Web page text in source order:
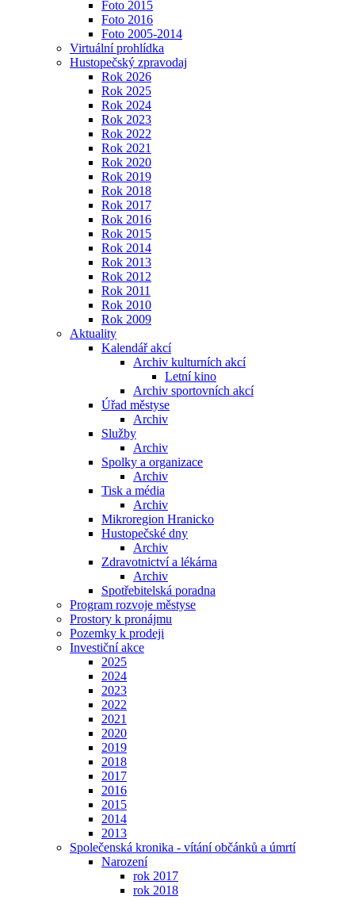
Foto 2015
Foto 2016
Foto 2005-2014
Virtuální prohlídka
Hustopečský zpravodaj
Rok 2026
Rok 2025
Rok 2024
Rok 2023
Rok 2022
Rok 2021
Rok 2020
Rok 2019
Rok 2018
Rok 2017
Rok 2016
Rok 2015
Rok 2014
Rok 2013
Rok 2012
Rok 2011
Rok 2010
Rok 2009
Aktuality
Kalendář akcí
Archiv kulturních akcí
Letní kino
Archiv sportovních akcí
Úřad městyse
Archiv
Služby
Archiv
Spolky a organizace
Archiv
Tisk a média
Archiv
Mikroregion Hranicko
Hustopečské dny
Archiv
Zdravotnictví a lékárna
Archiv
Spotřebitelská poradna
Program rozvoje městyse
Prostory k pronájmu
Pozemky k prodeji
Investiční akce
2025
2024
2023
2022
2021
2020
2019
2018
2017
2016
2015
2014
2013
Společenská kronika - vítání občánků a úmrtí
Narození
rok 2017
rok 2018